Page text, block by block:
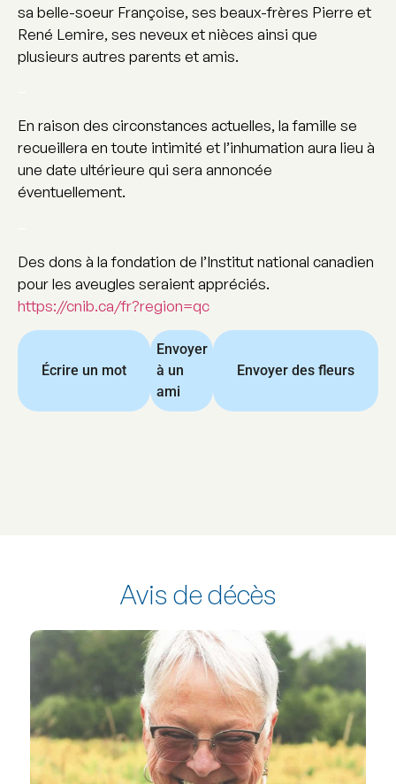
sa belle-soeur Françoise, ses beaux-frères Pierre et
René Lemire, ses neveux et nièces ainsi que
plusieurs autres parents et amis.
En raison des circonstances actuelles, la famille se
recueillera en toute intimité et l’inhumation aura lieu à
une date ultérieure qui sera annoncée
éventuellement.
Des dons à la fondation de l’Institut national canadien
pour les aveugles seraient appréciés.
https://cnib.ca/fr?region=qc
Écrire un mot
Envoyer
à un
ami
Envoyer des fleurs
Avis de décès